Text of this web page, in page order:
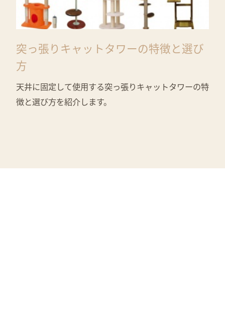
突っ張りキャットタワーの特徴と選び
方
天井に固定して使用する突っ張りキャットタワーの特
徴と選び方を紹介します。